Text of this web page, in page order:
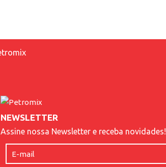
NEWSLETTER
Assine nossa Newsletter e receba novidades!